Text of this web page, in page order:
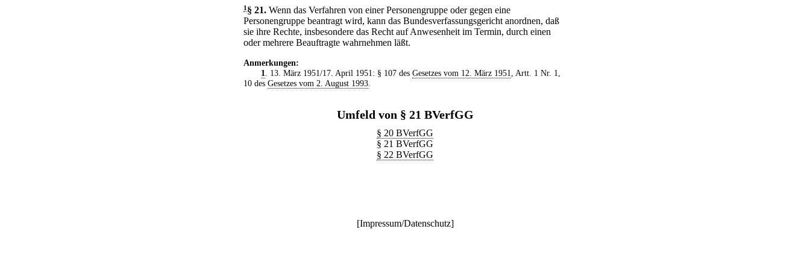
1 § 21. Wenn das Verfahren von einer Personengruppe oder gegen eine
Personengruppe beantragt wird, kann das Bundesverfassungsgericht anordnen, daß
sie ihre Rechte, insbesondere das Recht auf Anwesenheit im Termin, durch einen
oder mehrere Beauftragte wahrnehmen läßt.
Anmerkungen:
1
. 13. März 1951/17. April 1951: § 107 des Gesetzes vom 12. März 1951
, Artt. 1 Nr. 1,
10 des Gesetzes vom 2. August 1993
Umfeld von § 21 BVerfGG
§ 20 BVerfGG
§ 21 BVerfGG
§ 22 BVerfGG
[Impressum/Datenschutz]